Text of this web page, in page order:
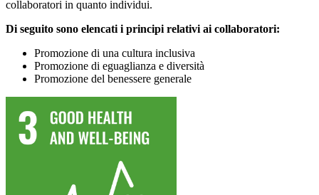
collaboratori in quanto individui.
Di seguito sono elencati i principi relativi ai collaboratori:
Promozione di una cultura inclusiva
Promozione di eguaglianza e diversità
Promozione del benessere generale